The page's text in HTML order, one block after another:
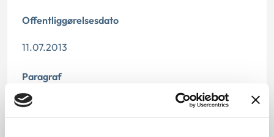
Offentliggørelsesdato
11.07.2013
Paragraf
§ 8